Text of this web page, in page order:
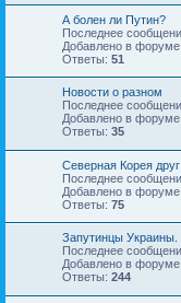
А болен ли Путин?
Последнее
Добавлено в форуме
Ответы: 51
Новости о разном
Последнее
Добавлено в форуме
Ответы: 35
Северная Корея
Последнее
Добавлено в форуме
Ответы: 75
Запутинцы Украины.
Последнее
Добавлено в форуме
Ответы: 244